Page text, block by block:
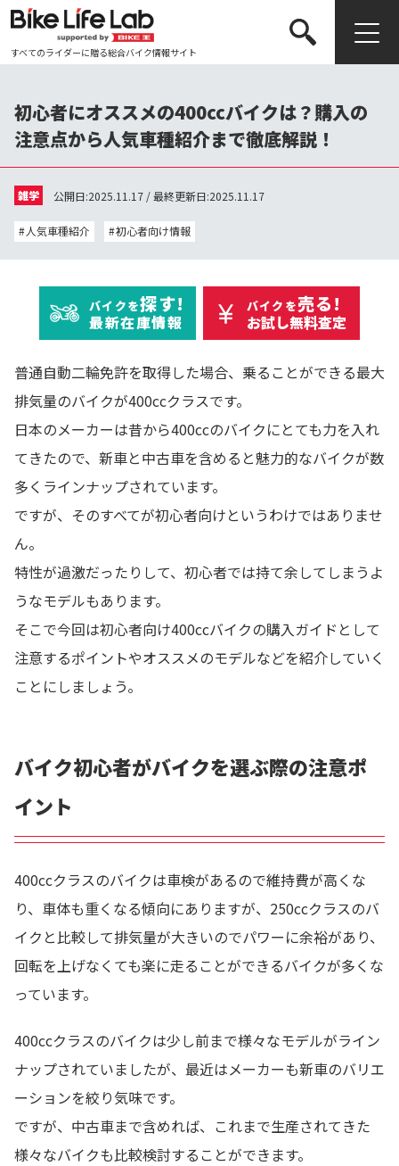
すべてのライダーに贈る総合バイク情報サイト
初心者にオススメの400ccバイクは？購入の
注意点から人気車種紹介まで徹底解説！
雑学 公開日:2025.11.17 / 最終更新日:2025.11.17
人気車種紹介 初心者向け情報
バイクを探す!
最新在庫情報
バイクを売る!
お試し無料査定
普通自動二輪免許を取得した場合、乗ることができる最大
排気量のバイクが400ccクラスです。
日本のメーカーは昔から400ccのバイクにとても力を入れ
てきたので、新車と中古車を含めると魅力的なバイクが数
多くラインナップされています。
ですが、そのすべてが初心者向けというわけではありませ
ん。
特性が過激だったりして、初心者では持て余してしまうよ
うなモデルもあります。
そこで今回は初心者向け400ccバイクの購入ガイドとして
注意するポイントやオススメのモデルなどを紹介していく
ことにしましょう。
バイク初心者がバイクを選ぶ際の注意ポ
イント
400ccクラスのバイクは車検があるので維持費が高くな
り、車体も重くなる傾向にありますが、250ccクラスのバ
イクと比較して排気量が大きいのでパワーに余裕があり、
回転を上げなくても楽に走ることができるバイクが多くな
っています。
400ccクラスのバイクは少し前まで様々なモデルがライン
ナップされていましたが、最近はメーカーも新車のバリエ
ーションを絞り気味です。
ですが、中古車まで含めれば、これまで生産されてきた
様々なバイクも比較検討することができます。